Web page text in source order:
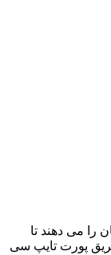
را می ‌دهند تا
طریق پورت تایپ سی